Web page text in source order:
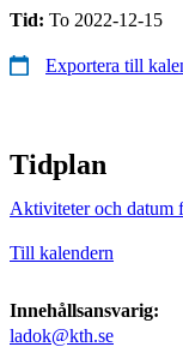
Tid: To 2022-12-15
Exportera till
Tidplan
Aktiviteter och datum
Till kalendern
Innehållsansvarig:
ladok@kth.se